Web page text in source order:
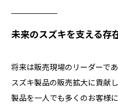
未来のスズキを支える存
将来は販売現場のリーダーで
スズキ製品の販売拡大に貢献
製品を一人でも多くのお客様